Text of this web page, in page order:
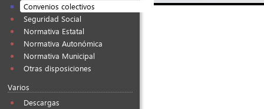
Convenios colectivos
Seguridad Social
Normativa Estatal
Normativa Autonómica
Normativa Municipal
Otras disposiciones
Varios
Descargas